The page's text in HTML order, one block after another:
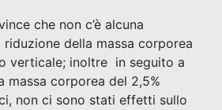
che non c’è alcuna
della massa corporea
verticale; inoltre in seguito a
massa corporea del 2,5%
non ci sono stati effetti sullo